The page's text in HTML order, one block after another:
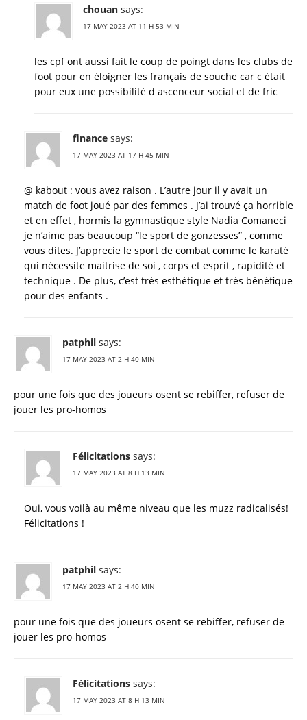
chouan says:
17 MAY 2023 AT 11 H 53 MIN
les cpf ont aussi fait le coup de poingt dans les clubs de
foot pour en éloigner les français de souche car c était
pour eux une possibilité d ascenceur social et de fric
finance says:
17 MAY 2023 AT 17 H 45 MIN
@ kabout : vous avez raison . L’autre jour il y avait un
match de foot joué par des femmes . J’ai trouvé ça horrible
et en effet , hormis la gymnastique style Nadia Comaneci
je n’aime pas beaucoup “le sport de gonzesses” , comme
vous dites. J’apprecie le sport de combat comme le karaté
qui nécessite maitrise de soi , corps et esprit , rapidité et
technique . De plus, c’est très esthétique et très bénéfique
pour des enfants .
patphil says:
17 MAY 2023 AT 2 H 40 MIN
pour une fois que des joueurs osent se rebiffer, refuser de
jouer les pro-homos
Félicitations says:
17 MAY 2023 AT 8 H 13 MIN
Oui, vous voilà au même niveau que les muzz radicalisés!
Félicitations !
patphil says:
17 MAY 2023 AT 2 H 40 MIN
pour une fois que des joueurs osent se rebiffer, refuser de
jouer les pro-homos
Félicitations says:
17 MAY 2023 AT 8 H 13 MIN